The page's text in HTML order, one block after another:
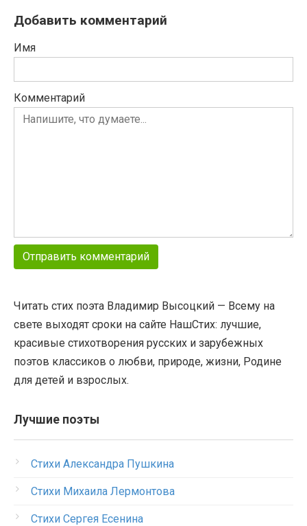
Добавить комментарий
Имя
Комментарий
Читать стих поэта Владимир Высоцкий — Всему на
свете выходят сроки на сайте НашСтих: лучшие,
красивые стихотворения русских и зарубежных
поэтов классиков о любви, природе, жизни, Родине
для детей и взрослых.
Лучшие поэты
Стихи Александра Пушкина
Стихи Михаила Лермонтова
Стихи Сергея Есенина